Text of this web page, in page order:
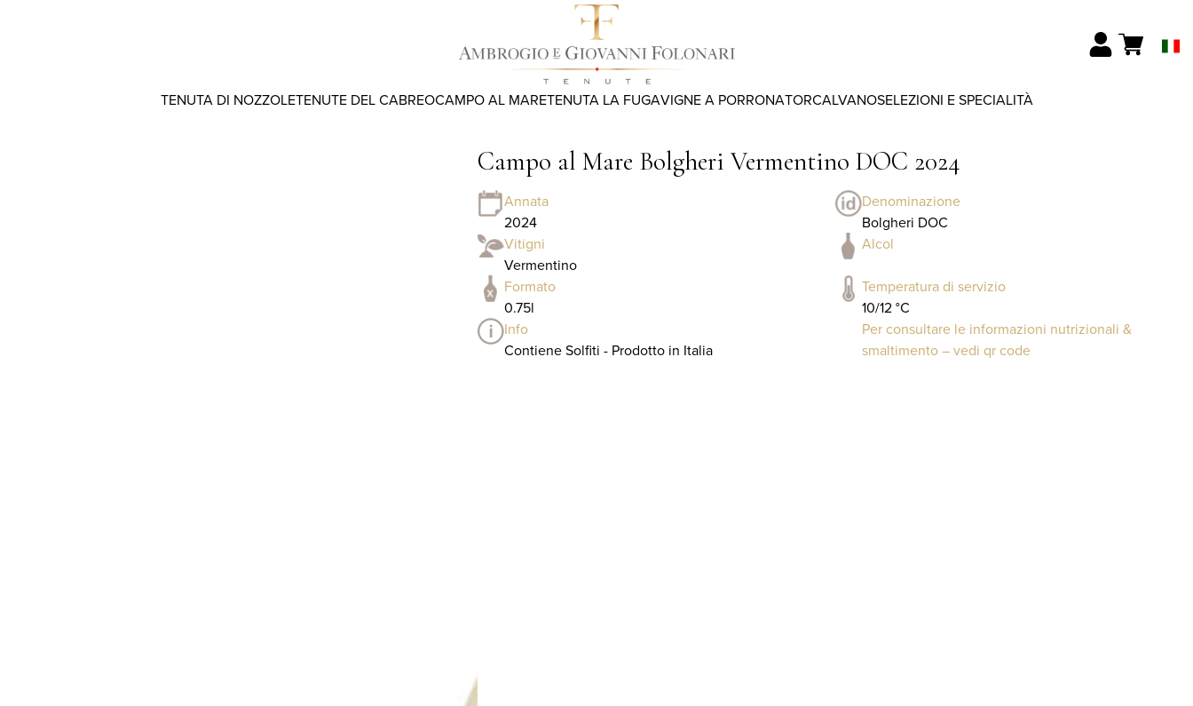
TENUTA DI NOZZOLETENUTE DEL CABREOCAMPO AL MARETENUTA LA FUGAVIGNE A PORRONATORCALVANOSELEZIONI E SPECIALITÀ
Campo al Mare Bolgheri Vermentino DOC 2024
Annata
2024
Denominazione
Bolgheri DOC
Vitigni
Vermentino
Alcol
Formato
0.75l
Temperatura di servizio
10/12 °C
Info
Contiene Solfiti - Prodotto in Italia
Per consultare le informazioni nutrizionali &
smaltimento – vedi qr code